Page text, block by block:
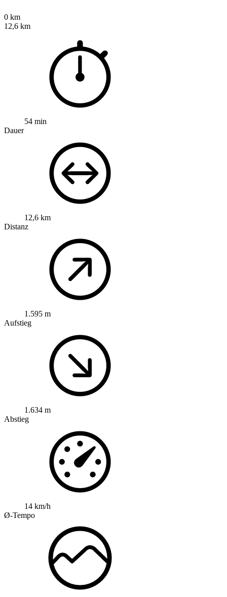
0 km
12,6 km
54 min
Dauer
12,6 km
Distanz
1.595 m
Aufstieg
1.634 m
Abstieg
14 km/h
Ø-Tempo